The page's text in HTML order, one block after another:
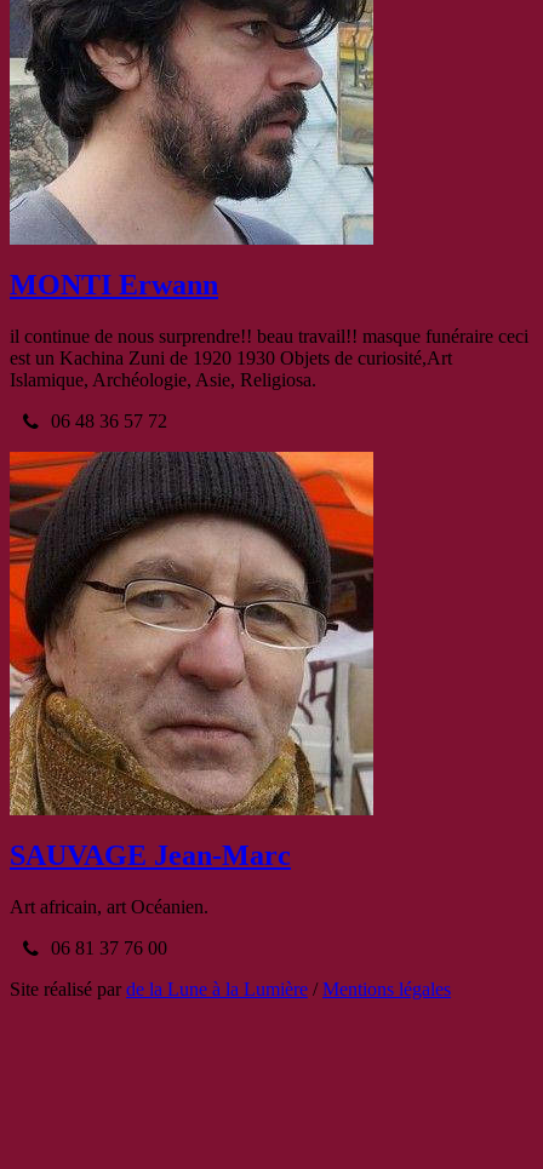
MONTI Erwann
il continue de nous surprendre!! beau travail!! masque funéraire ceci
est un Kachina Zuni de 1920 1930 Objets de curiosité,Art
Islamique, Archéologie, Asie, Religiosa.
06 48 36 57 72
SAUVAGE Jean-Marc
Art africain, art Océanien.
06 81 37 76 00
Site réalisé parde la Lune à la Lumière /Mentions légales